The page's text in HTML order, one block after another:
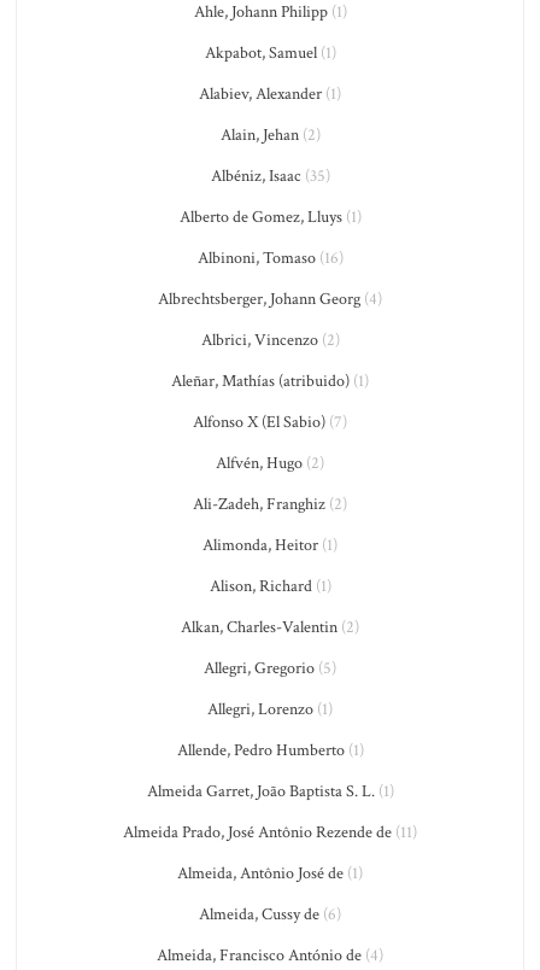
Ahle, Johann Philipp(1)
Akpabot, Samuel(1)
Alabiev, Alexander (1)
Alain, Jehan(2)
Albéniz, Isaac (35)
Alberto de Gomez, Lluys(1)
Albinoni, Tomaso(16)
Albrechtsberger, Johann Georg (4)
Albrici, Vincenzo(2)
Aleñar, Mathías (atribuido) (1)
Alfonso X (El Sabio) (7)
Alfvén, Hugo (2)
Ali-Zadeh, Franghiz (2)
Alimonda, Heitor (1)
Alison, Richard(1)
Alkan, Charles-Valentin (2)
Allegri, Gregorio (5)
Allegri, Lorenzo (1)
Allende, Pedro Humberto(1)
Almeida Garret, João Baptista S. L.(1)
Almeida Prado, José Antônio Rezende de (11)
Almeida, Antônio José de (1)
Almeida, Cussy de (6)
Almeida, Francisco António de (4)